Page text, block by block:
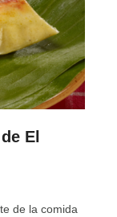
El
de la comida